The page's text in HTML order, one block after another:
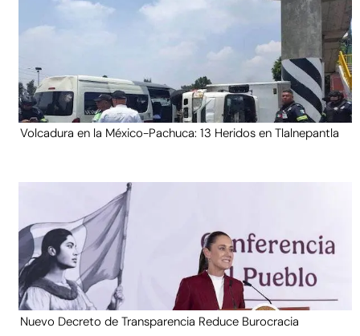
Volcadura en la México-Pachuca: 13 Heridos en Tlalnepantla
Nuevo Decreto de Transparencia Reduce Burocracia